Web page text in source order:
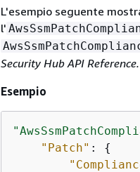
L'esempio seguente
l'
Security Hub API Reference.
Esempio
"Patch" : {